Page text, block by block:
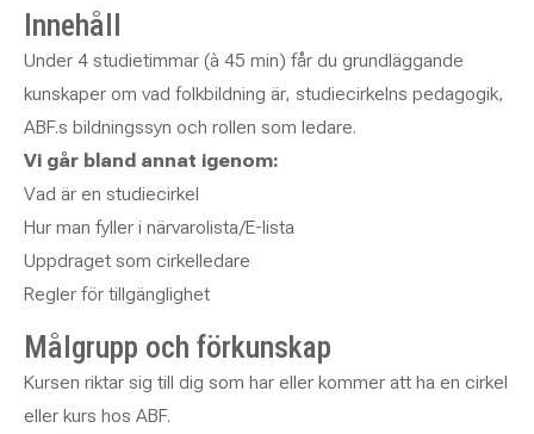
Innehåll
Under 4 studietimmar (à 45 min) får du grundläggande
kunskaper om vad folkbildning är, studiecirkelns pedagogik,
ABF.s bildningssyn och rollen som ledare.
Vi går bland annat igenom:
Vad är en studiecirkel
Hur man fyller i närvarolista/E-lista
Uppdraget som cirkelledare
Regler för tillgänglighet
Målgrupp och förkunskap
Kursen riktar sig till dig som har eller kommer att ha en cirkel
eller kurs hos ABF.